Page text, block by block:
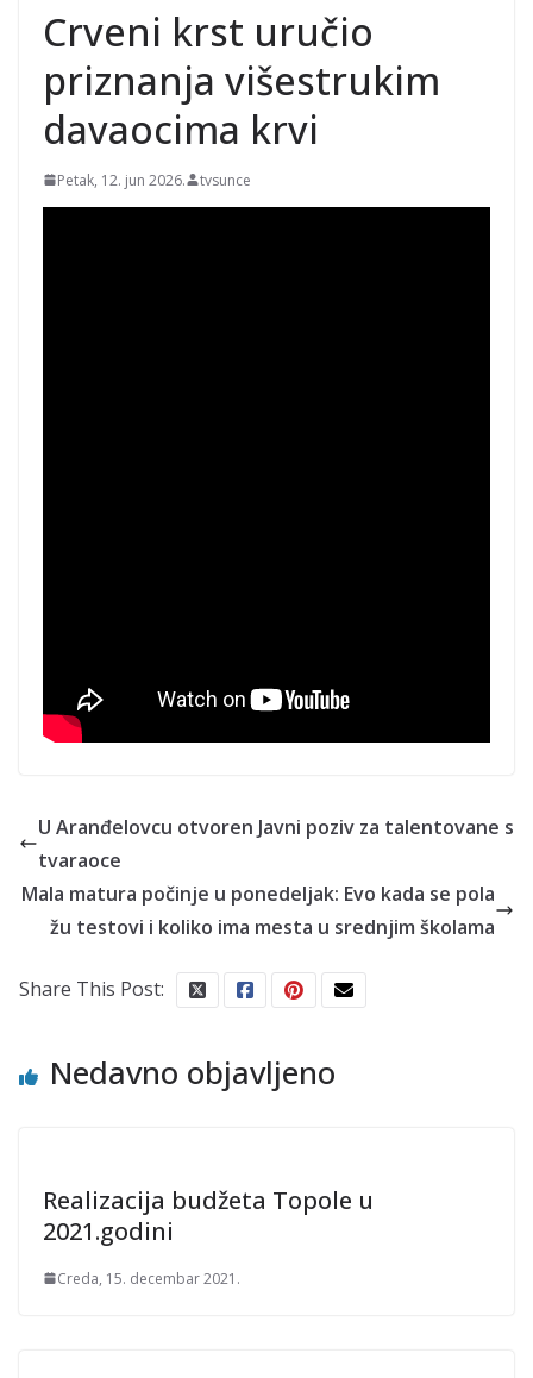
Crveni krst uručio
priznanja višestrukim
davaocima krvi
Petak, 12. jun 2026. tvsunce
U Aranđelovcu otvoren Javni poziv za talentovane s
tvaraoce
Mala matura počinje u ponedeljak: Evo kada se pola
žu testovi i koliko ima mesta u srednjim školama
Share This Post:
Nedavno objavljeno
Realizacija budžeta Topole u
2021.godini
Creda, 15. decembar 2021.